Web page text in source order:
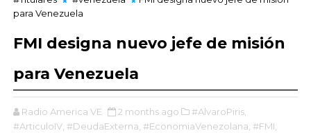
para Venezuela
FMI designa nuevo jefe de misión
para Venezuela
Radio America VE 2 months ago
#AlvaroPiris,
#ArticuloIV, #DeudaExterna, #EconomiaVenezolana, #FMI,